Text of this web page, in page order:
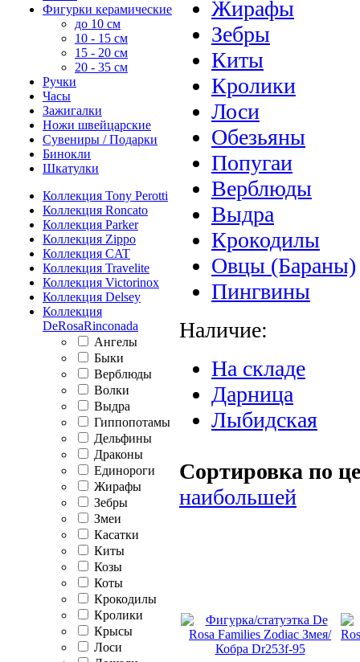
Фигурки керамические
до 10 см
10 - 15 см
15 - 20 см
20 - 35 см
Ручки
Часы
Зажигалки
Ножи швейцарские
Сувениры / Подарки
Бинокли
Шкатулки
Коллекция Tony Perotti
Коллекция Roncato
Коллекция Parker
Коллекция Zippo
Коллекция CAT
Коллекция Travelite
Коллекция Victorinox
Коллекция Delsey
Коллекция
DeRosaRinconada
Ангелы
Быки
Верблюды
Волки
Выдра
Гиппопотамы
Дельфины
Драконы
Единороги
Жирафы
Зебры
Змеи
Касатки
Киты
Козы
Коты
Крокодилы
Кролики
Крысы
Лоси
Жирафы
Зебры
Киты
Кролики
Лоси
Обезьяны
Попугаи
Верблюды
Выдра
Крокодилы
Овцы (Бараны)
Пингвины
Наличие:
На складе
Дарница
Лыбидская
Сортировка по
наибольшей